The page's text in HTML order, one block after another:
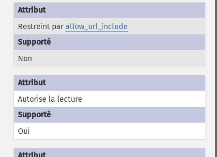
Restreint par allow_url_include
Non
Autorise la lecture
Oui